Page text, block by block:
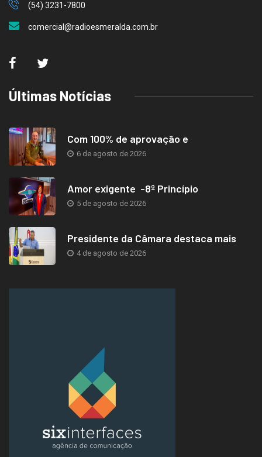
(54) 3231-7800
comercial@radioesmeralda.com.br
Últimas Notícias
Com 100% de aprovação e
6 de agosto de 2026
Amor exigente -8º Princípio
5 de agosto de 2026
Presidente da Câmara destaca mais
4 de agosto de 2026